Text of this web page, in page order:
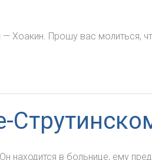
Хоакин. Прошу вас молиться,
находится в больнице, ему